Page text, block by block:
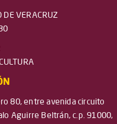
DE VERACRUZ
80, entre avenida circuito
Aguirre Beltrán, c.p. 91000,